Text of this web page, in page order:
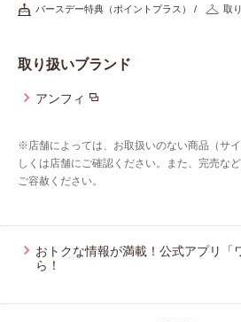
バースデー特典（ポイントプラス）
取
取り扱いブランド
アンフィ
※店舗によっては、お取扱いのない商品（サ
しくは店舗にご確認ください。また、完売な
ご容赦ください。
おトクな情報が満載！公式アプリ「
ら！